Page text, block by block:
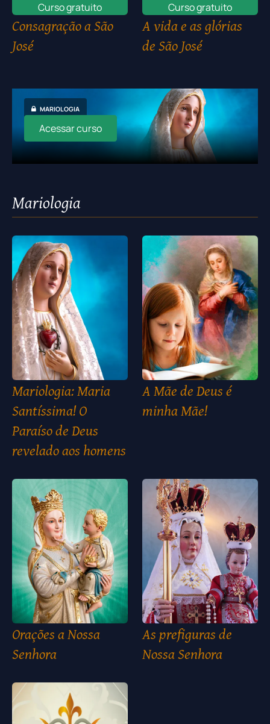
Curso gratuito
Consagração a São
José
Curso gratuito
A vida e as glórias
de São José
MARIOLOGIA
Acessar curso
Mariologia
Mariologia: Maria
Santíssima! O
Paraíso de Deus
revelado aos homens
A Mãe de Deus é
minha Mãe!
Orações a Nossa
Senhora
As prefiguras de
Nossa Senhora